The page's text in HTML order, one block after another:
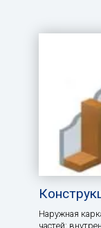
Наружная
частей: